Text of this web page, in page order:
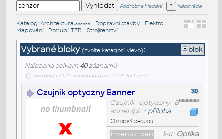
Podrobné hledání Nápověda
Katalog: Architektura/obecné• Dopravní stavby• Elektro•
Mapování• Potrubí, TZB • Strojírenství
Vybrané bloky (zvolte kategorii vlevo): blok
Nalezeno celkem 40záznamů
hromadné stahování není pro váš účet dostupné
Czujnik optyczny Banner
Czujnik_optyczny_B
anner.ipt + příloha
Optický senzor
kat: Optika
Inventor part